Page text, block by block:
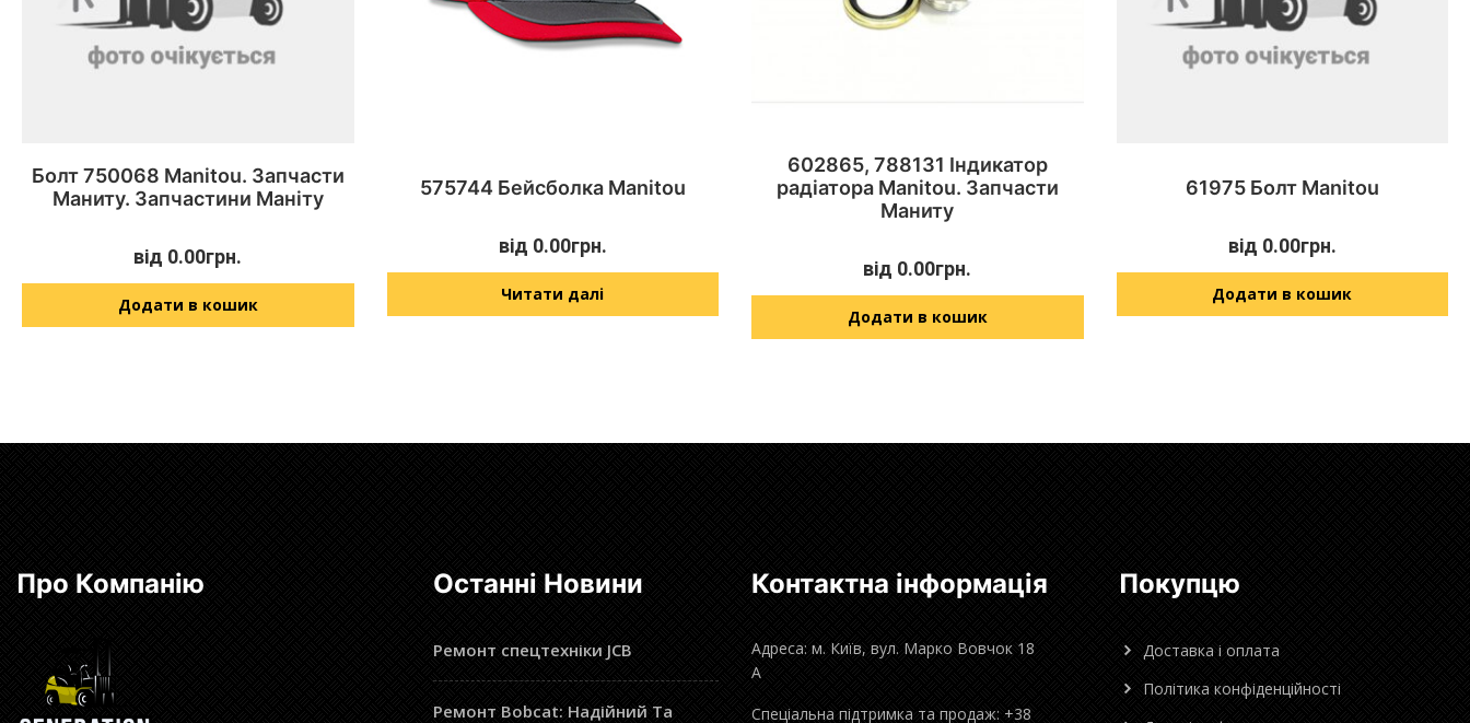
Болт 750068 Manitou. Запчасти
Маниту. Запчастини Маніту
від 0.00грн.
Додати в кошик
575744 Бейсболка Manitou
від 0.00грн.
Читати далі
602865, 788131 Індикатор
радіатора Manitou. Запчасти
Маниту
від 0.00грн.
Додати в кошик
61975 Болт Manitou
від 0.00грн.
Додати в кошик
Про Компанію Останні Новини
Ремонт спецтехніки JCB
Ремонт Bobcat: Надійний Та
Контактна інформація
Адреса: м. Київ, вул. Марко Вовчок 18
А
Спеціальна підтримка та продаж: +38
Покупцю
Доставка і оплата
Політика конфіденційності